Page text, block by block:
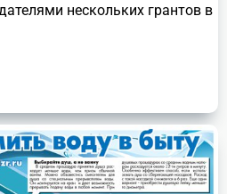
нескольких грантов в